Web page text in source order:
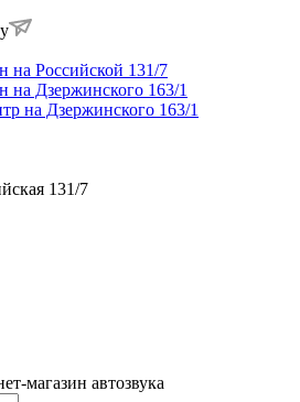
на Российской 131/7
на Дзержинского 163/1
на Дзержинского 163/1
131/7
магазин автозвука